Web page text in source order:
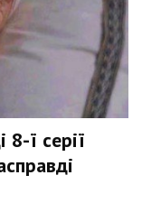
8-ї серії